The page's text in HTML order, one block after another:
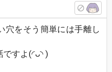
穴をそう簡単には手離し
すよ(◜ᴗ◝ )